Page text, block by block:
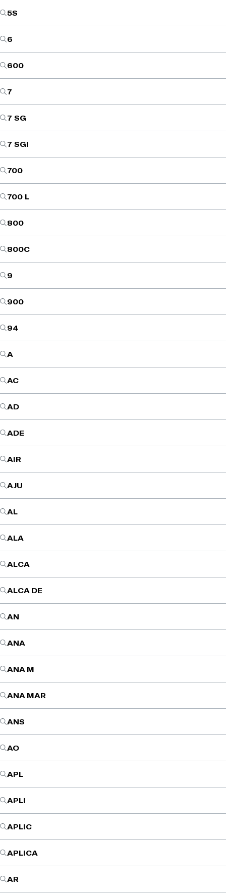
5S
6
600
7
7 SG
7 SGI
700
700 L
800
800C
9
900
94
A
AC
AD
ADE
AIR
AJU
AL
ALA
ALCA
ALCA DE
AN
ANA
ANA M
ANA MAR
ANS
AO
APL
APLI
APLIC
APLICA
AR